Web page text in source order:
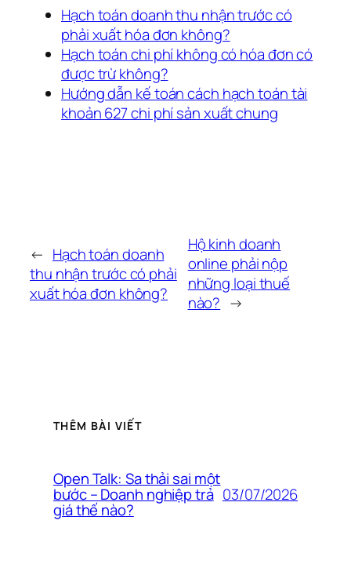
Hạch toán doanh thu nhận trước có
phải xuất hóa đơn không?
Hạch toán chi phí không có hóa đơn có
được trừ không?
Hướng dẫn kế toán cách hạch toán tài
khoản 627 chi phí sản xuất chung
← Hạch toán doanh
thu nhận trước có phải
xuất hóa đơn không?
Hộ kinh doanh
online phải nộp
những loại thuế
nào? →
THÊM BÀI VIẾT
Open Talk: Sa thải sai một
bước – Doanh nghiệp trả
giá thế nào?
03/07/2026